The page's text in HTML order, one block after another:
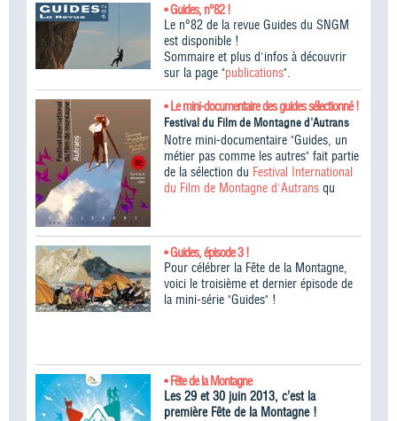
• Guides, n°82 !
Le n°82 de la revue Guides du SNGM
est disponible !
Sommaire et plus d'infos à découvrir
sur la page "publications".
• Le mini-documentaire des guides sélectionné !
Festival du Film de Montagne d'Autrans
Notre mini-documentaire "Guides, un
métier pas comme les autres" fait partie
de la sélection du Festival International
du Film de Montagne d'Autrans qu
• Guides, épisode 3 !
Pour célébrer la Fête de la Montagne,
voici le troisième et dernier épisode de
la mini-série "Guides" !
• Fête de la Montagne
Les 29 et 30 juin 2013, c’est la
première Fête de la Montagne !